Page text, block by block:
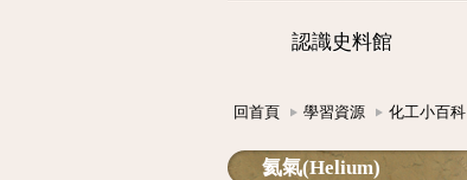
認識史料館
回首頁 學習資源 化工小百科
氦氣(Helium)